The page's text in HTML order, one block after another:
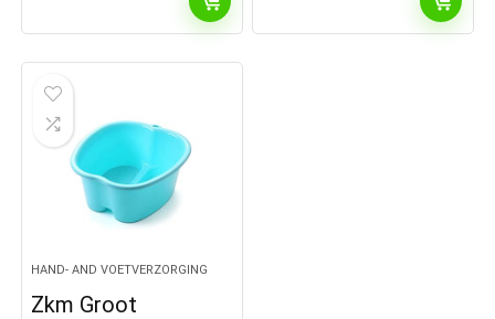
HAND- AND VOETVERZORGING
Zkm Groot